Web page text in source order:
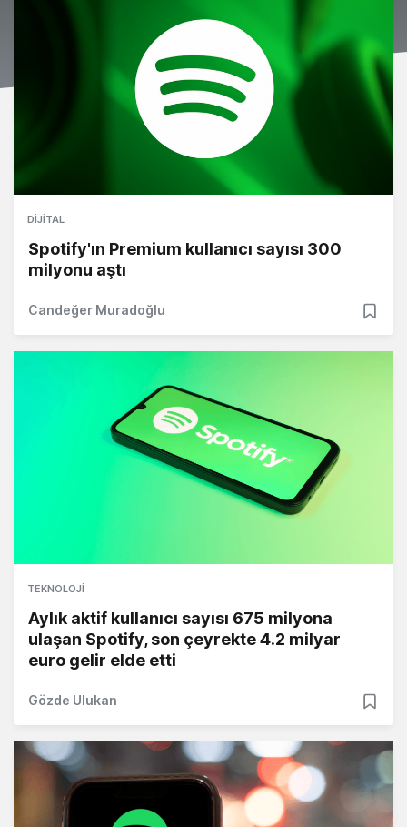
DIJITAL
Spotify'ın Premium kullanıcı sayısı 300
milyonu aştı
Candeğer Muradoğlu
TEKNOLOJI
Aylık aktif kullanıcı sayısı 675 milyona
ulaşan Spotify, son çeyrekte 4.2 milyar
euro gelir elde etti
Gözde Ulukan